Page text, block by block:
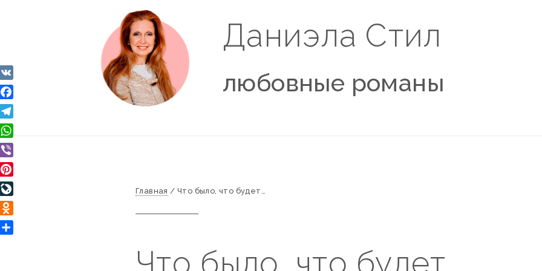
Даниэла Стил
любовные романы
Главная /Что было, что будет…
Что было, что будет…